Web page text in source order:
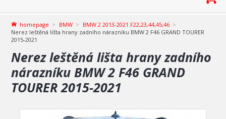
homepage BMW
BMW 2 2013-2021 F22,23,44,45,46
Nerez leštěná lišta hrany zadního nárazníku BMW 2 F46 GRAND TOURER
2015-2021
Nerez leštěná lišta hrany zadního
nárazníku BMW 2 F46 GRAND
TOURER 2015-2021